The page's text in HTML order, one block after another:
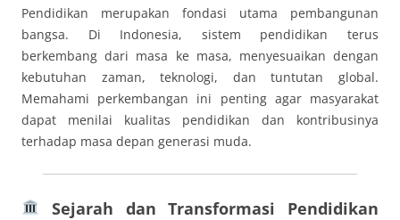
Pendidikan merupakan fondasi utama pembangunan
bangsa. Di Indonesia, sistem pendidikan terus
berkembang dari masa ke masa, menyesuaikan dengan
kebutuhan zaman, teknologi, dan tuntutan global.
Memahami perkembangan ini penting agar masyarakat
dapat menilai kualitas pendidikan dan kontribusinya
terhadap masa depan generasi muda.
Sejarah dan Transformasi Pendidikan